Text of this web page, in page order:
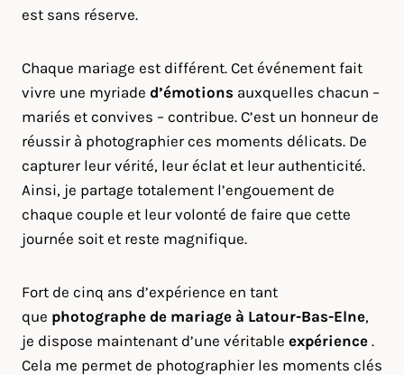
est sans réserve.
Chaque mariage est différent. Cet événement fait
vivre une myriade d’émotions auxquelles chacun –
mariés et convives – contribue. C’est un honneur de
réussir à photographier ces moments délicats. De
capturer leur vérité, leur éclat et leur authenticité.
Ainsi, je partage totalement l’engouement de
chaque couple et leur volonté de faire que cette
journée soit et reste magnifique.
Fort de cinq ans d’expérience en tant
que photographe de mariage à Latour-Bas-Elne,
je dispose maintenant d’une véritable expérience .
Cela me permet de photographier les moments clés